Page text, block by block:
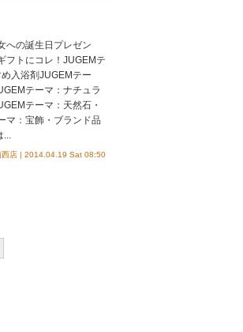
への誕生日プレゼン
フトにコレ！JUGEMテ
入浴剤JUGEMテー
テーマ：ナチュラ
テーマ：天然石・
マ：宝飾・ブランド品
...
西店 | 2014.04.19 Sat 08:50